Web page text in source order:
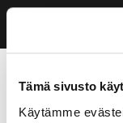
Tämä sivusto
Käytämme